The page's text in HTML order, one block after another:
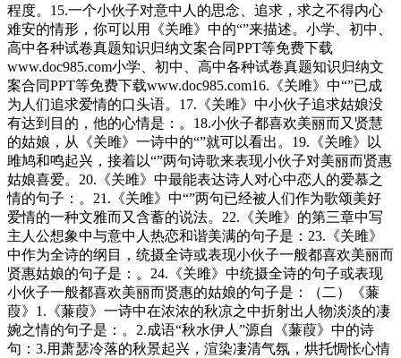
程度。15.一个小伙子对意中人的思念、追求，求之不得内心
难安的情形，你可以用《关雎》中的“”来描述。小学、初中、
高中各种试卷真题知识归纳文案合同PPT等免费下载
www.doc985.com小学、初中、高中各种试卷真题知识归纳文
案合同PPT等免费下载www.doc985.com16.《关雎》中“”已成
为人们追求爱情的口头语。17.《关雎》中小伙子追求姑娘没
有达到目的，他的心情是：。18.小伙子都喜欢美丽而又贤慧
的姑娘，从《关雎》一诗中的“”就可以看出。19.《关雎》以
雎鸠和鸣起兴，接着以“”两句诗歌来表现小伙子对美丽而贤惠
姑娘喜爱。20.《关雎》中最能表达诗人对心中恋人的爱慕之
情的句子：。21.《关雎》中“”两句已经被人们作为歌颂美好
爱情的一种文雅而又含蓄的说法。22.《关雎》的第三章中写
主人公想象中与意中人热恋和谐美满的句子是：23.《关雎》
中作为全诗的纲目，统摄全诗或表现小伙子一般都喜欢美丽而
贤惠姑娘的句子是：。24.《关雎》中统摄全诗的句子或表现
小伙子一般都喜欢美丽而贤惠的姑娘的句子是：（二）《蒹
葭》1.《蒹葭》一诗中在浓浓的秋凉之中折射出人物淡淡的凄
婉之情的句子是：。2.成语“秋水伊人”源自《蒹葭》中的诗
句：3.用萧瑟冷落的秋景起兴，渲染凄清气氛，烘托惆怅心情